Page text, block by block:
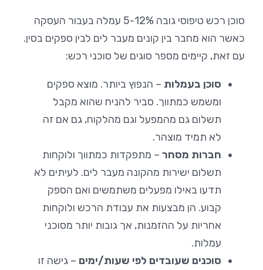
סוכן רכש טיפוסי גובה 5-12% עמלה בעבור העסקה
כאשר הוא מחבר בין קונים מעבר לים לבין ספקים בסין.
עם זאת, קיימים מספר סוגים של סוכני רכש:
סוכן בעמלות – הנפוץ ביותר. מוצא ספקים
ומשמש כמתווך. סביר להניח שהוא מקבל
תשלום גם מהמפעל וגם מהלקוח, גם אם זה
לא תמיד מוצהר.
חברות מסחר – מתפקדות כמתווך ולוקחות
תשלום ישירות מהקונה מעבר לים. לעיתים לא
תדעו באילו מפעלים משתמשים ואם הספק
קבוע. הן מבצעות את עבודת הרכש ולוקחות
אחריות על ההזמנות, אך גובות יותר מסוכני
עמלות.
סוכנים שעובדים לפי שעות/ימים – גישה זו